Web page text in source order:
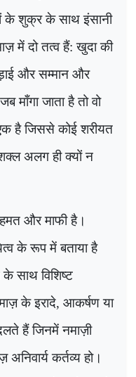
के शुक्र के साथ इंसानी
में दो तत्व हैं: खुदा की
और सम्मान और
जाता है तो वो
है जिससे कोई शरीयत
अलग ही क्यों न
और माफी है।
के रूप में बताया है
साथ विशिष्ट
के इरादे, आकर्षण या
हैं जिनमें नमाज़ी
कर्तव्य हो।